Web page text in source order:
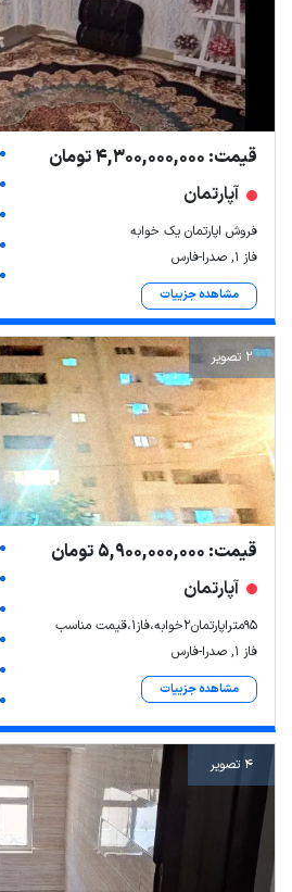
قیمت: 4,300,000,000 تومان
آپارتمان
فروش اپارتمان یک خوابه
فاز ۱, صدرا-فارس
مشاهده جزییات
2 تصویر
قیمت: 5,900,000,000 تومان
آپارتمان
95متراپارتمان2خوابه،فاز1،قیمت مناسب
فاز ۱, صدرا-فارس
مشاهده جزییات
4 تصویر